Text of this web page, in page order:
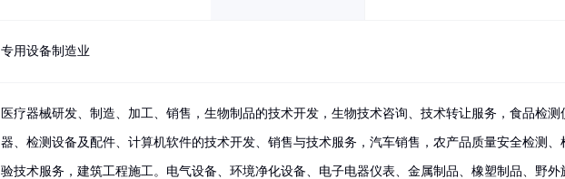
专用设备制造业
医疗器械研发、制造、加工、销售，生物制品的技术开发，生物技术咨询、技术转让服务，食品检测
器、检测设备及配件、计算机软件的技术开发、销售与技术服务，汽车销售，农产品质量安全检测、
验技术服务，建筑工程施工。电气设备、环境净化设备、电子电器仪表、金属制品、橡塑制品、野外